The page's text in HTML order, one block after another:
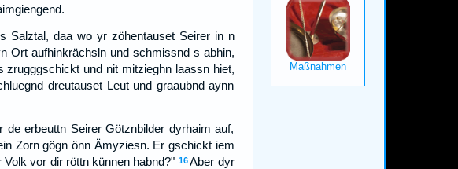
Salztal, daa wo yr zöhentauset Seirer in n
Ort aufhinkrächsln und schmissnd s abhin,
zrugggschickt und nit mitzieghn laassn hiet,
dreutauset Leut und graaubnd aynn
erbeuttn Seirer Götznbilder dyrhaim auf,
Zorn gögn önn Ämyziesn. Er gschickt iem
vor dir röttn künnen habnd?" 16Aber dyr